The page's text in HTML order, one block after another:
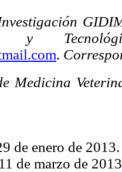
y
.
Medicina
de enero de 2013.
de marzo de